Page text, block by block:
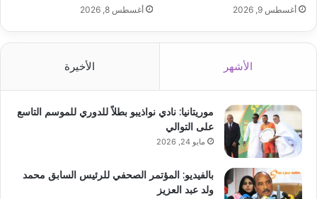
أغسطس 9, 2026 أغسطس 8, 2026
الأشهر الأخيرة
موريتانيا: نادي نواذيبو بطلاً للدوري للموسم التاسع
على التوالي
مايو 24, 2026
بالفيديو: المؤتمر الصحفي للرئيس السابق محمد
ولد عبد العزيز